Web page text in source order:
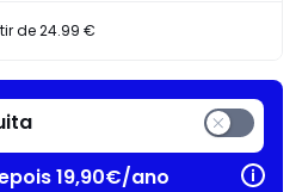
de24.99 €
19,90€/ano